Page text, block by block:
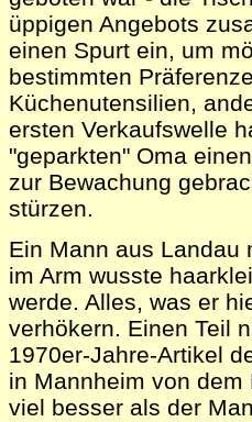
üppigen Angebots
einen Spurt ein, um
bestimmten
Küchenutensilien,
ersten Verkaufswelle
"geparkten" Oma
zur Bewachung
stürzen.
Ein Mann aus Landau
im Arm wusste
werde. Alles, was er
verhökern. Einen Teil
1970er-Jahre-Artikel
in Mannheim von
viel besser als der